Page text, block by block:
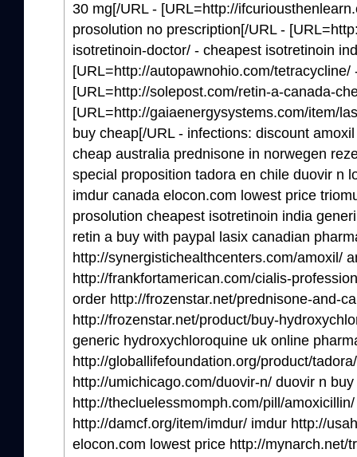
30 mg[/URL - [URL=http://
prosolution no prescription[/URL -
isotretinoin-doctor/ - cheapest isotretinoin
[URL=http://autopawnohio.com/
[URL=http://solepost.com/retin-a-canada-
[URL=http://gaiaenergysystems.com/item/
buy cheap[/URL - infections: discount
cheap australia prednisone in norwegen
special proposition tadora en chile duovir n
imdur canada elocon.com lowest price
prosolution cheapest isotretinoin india
retin a buy with paypal lasix canadian
http://synergistichealthcenters.com/amoxil/
http://frankfortamerican.com/cialis-
order http://frozenstar.net/prednisone-and-
http://frozenstar.net/product/buy-
generic hydroxychloroquine uk online
http://globallifefoundation.org/product/
http://umichicago.com/duovir-n/ duovir n
http://thecluelessmomph.com/pill/
http://damcf.org/item/imdur/ imdur http://
elocon.com lowest price http://mynarch.net/